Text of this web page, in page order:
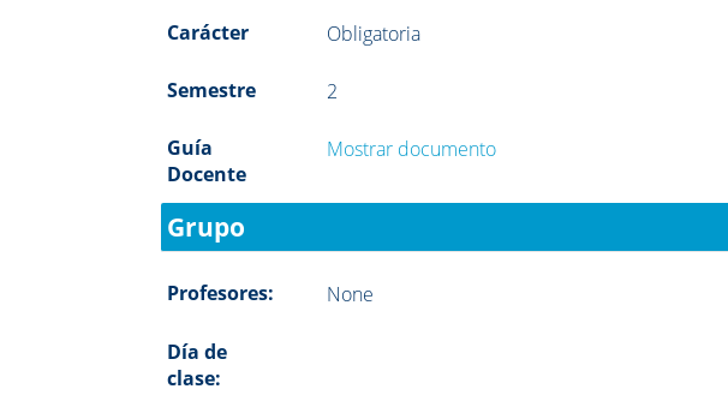
Carácter Obligatoria
Semestre 2
Guía
Docente
Mostrar documento
Grupo
Profesores: None
Día de
clase: